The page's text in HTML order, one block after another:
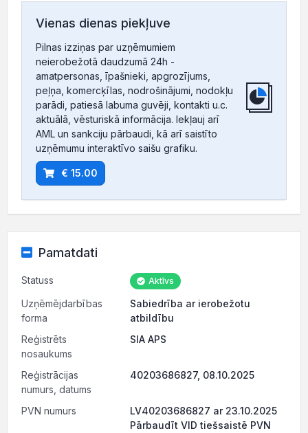
Vienas dienas piekļuve
Pilnas izziņas par uzņēmumiem
neierobežotā daudzumā 24h -
amatpersonas, īpašnieki, apgrozījums,
peļņa, komercķīlas, nodrošinājumi, nodokļu
parādi, patiesā labuma guvēji, kontakti u.c.
aktuālā, vēsturiskā informācija. Iekļauj arī
AML un sankciju pārbaudi, kā arī saistīto
uzņēmumu interaktīvo saišu grafiku.
€ 15.00
Pamatdati
Statuss Aktīvs
Uzņēmējdarbības
forma
Sabiedrība ar ierobežotu
atbildību
Reģistrēts
nosaukums
SIA APS
Reģistrācijas
numurs, datums
40203686827, 08.10.2025
PVN numurs
LV40203686827 ar 23.10.2025
Pārbaudīt VID tiešsaistē PVN